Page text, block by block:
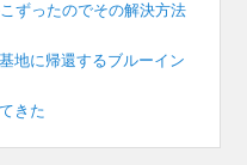
ずったのでその解決方法
地に帰還するブルーイン
きた